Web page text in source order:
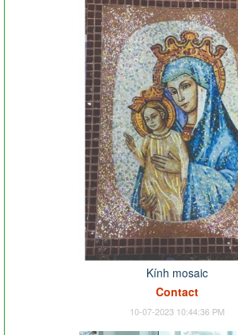
Kính mosaic
Contact
10-07-2023 10:44:36 PM